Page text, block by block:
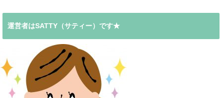
運営者はSATTY（サティー）です★